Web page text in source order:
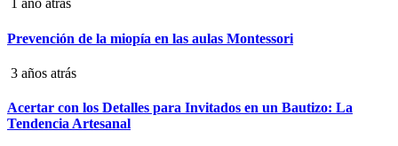
1 año atrás
Prevención de la miopía en las aulas Montessori
3 años atrás
Acertar con los Detalles para Invitados en un Bautizo: La
Tendencia Artesanal